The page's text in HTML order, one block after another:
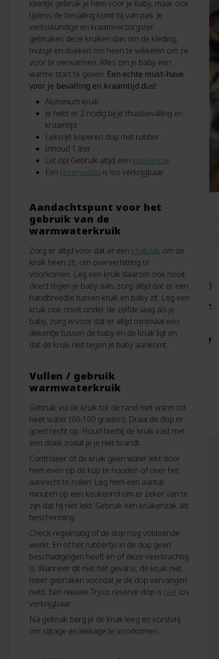
kleintje gebruik je hem voor je baby, maar ook
tijdens de bevalling komt hij van pas. Je
verloskundige en kraamverzorgster
gebruiken deze kruiken dan om de kleding,
mutsje en doeken om heen te wikkelen om ze
voor te verwarmen. Alles om je baby een
warme start te geven. Een echte must-have
voor je bevalling en kraamtijd dus!
Aluminium kruik
Je hebt er 2 nodig bij je thuisbevalling en
kraamtijd
Lekvrije koperen dop met rubber
Inhoud 1 liter
Let op! Gebruik altijd een kruikenzak
Een reservedop is los verkrijgbaar
Aandachtspunt voor het
gebruik van de
warmwaterkruik
Zorg er altijd voor dat er een kruikzak om de
kruik heen zit, om oververhitting te
voorkomen. Leg een kruik daarom ook nooit
direct tegen je baby aan, zorg altijd dat er een
handbreedte tussen kruik en baby zit. Leg een
kruik ook nooit onder de zelfde laag als je
baby, zorg ervoor dat er altijd minimaal een
dekentje tussen de baby en de kruik ligt en
dat de kruik niet tegen je baby aankomt.
Vullen / gebruik
warmwaterkruik
Gebruik vul de kruik tot de rand met warm tot
heet water (60-100 graden). Draai de dop er
goed recht op. Houd hierbij de kruik vast met
een doek zodat je je niet brandt.
Controleer of de kruik geen water lekt door
hem even op de kop te houden of over het
aanrecht te rollen. Leg hem een aantal
minuten op een keukenrol om er zeker van te
zijn dat hij niet lekt. Gebruik een kruikenzak als
bescherming.
Check regelmatig of de dop nog voldoende
werkt. En of het rubbertje in de dop geen
beschadigingen heeft en of deze veerkrachtig
is. Wanneer dit niet het geval is, de kruik niet
meer gebruiken voordat je de dop vervangen
hebt. Een nieuwe Tryco reserve dop is hier los
verkrijgbaar.
Na gebruik berg je de kruik leeg en vorstvrij
om slijtage en lekkage te voorkomen.